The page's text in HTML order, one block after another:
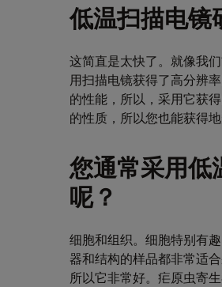
低温扫描电镜
这简直是太快了。就像我
用扫描电镜获得了高分辨
的性能，所以，采用它获
的性质，所以您也能获得地
您通常采用低
呢？
细胞和组织。细胞特别有
器和结构的样品都非常适
所以它非常好。疟原虫寄